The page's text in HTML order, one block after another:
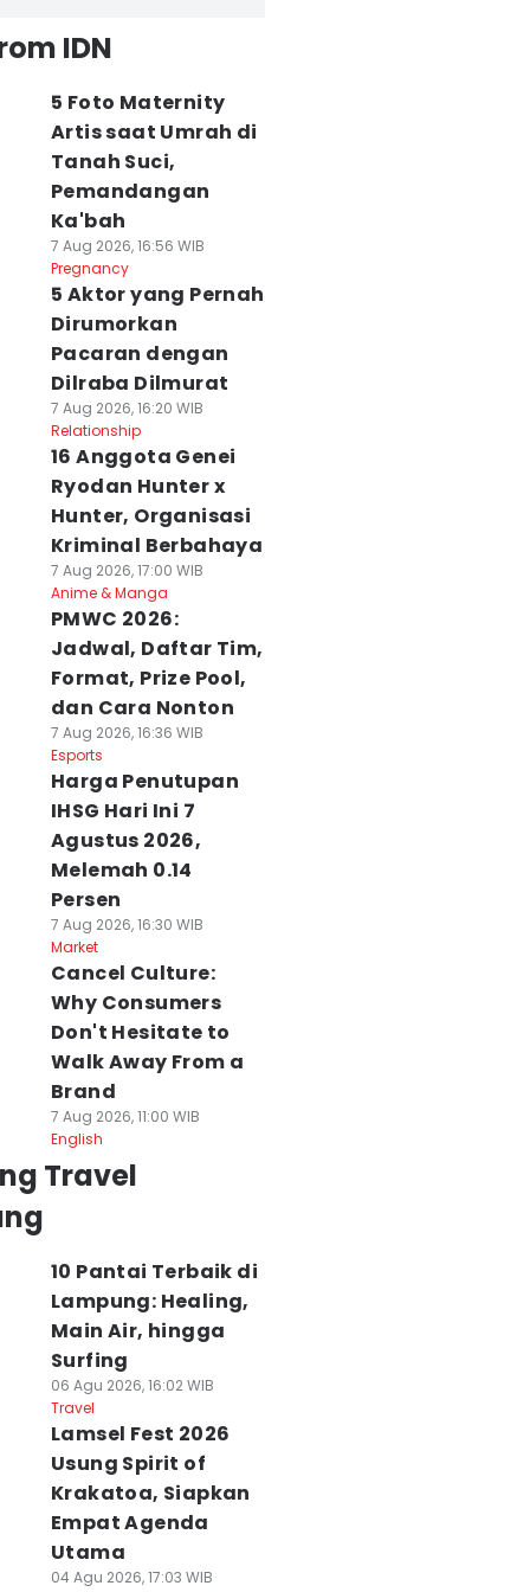
IDN
5 Foto Maternity
Artis saat Umrah di
Tanah Suci,
Pemandangan
Ka'bah
7 Aug 2026, 16:56 WIB
Pregnancy
5 Aktor yang Pernah
Dirumorkan
Pacaran dengan
Dilraba Dilmurat
7 Aug 2026, 16:20 WIB
Relationship
16 Anggota Genei
Ryodan Hunter x
Hunter, Organisasi
Kriminal Berbahaya
7 Aug 2026, 17:00 WIB
Anime & Manga
PMWC 2026:
Jadwal, Daftar Tim,
Format, Prize Pool,
dan Cara Nonton
7 Aug 2026, 16:36 WIB
Esports
Harga Penutupan
IHSG Hari Ini 7
Agustus 2026,
Melemah 0.14
Persen
7 Aug 2026, 16:30 WIB
Market
Cancel Culture:
Why Consumers
Don't Hesitate to
Walk Away From a
Brand
7 Aug 2026, 11:00 WIB
English
Travel
10 Pantai Terbaik di
Lampung: Healing,
Main Air, hingga
Surfing
06 Agu 2026, 16:02 WIB
Travel
Lamsel Fest 2026
Usung Spirit of
Krakatoa, Siapkan
Empat Agenda
Utama
04 Agu 2026, 17:03 WIB